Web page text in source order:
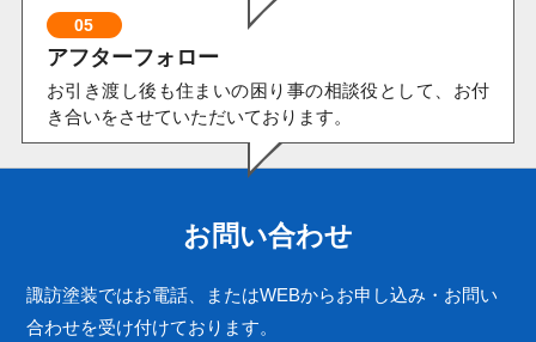
05
アフターフォロー
お引き渡し後も住まいの困り事の相談役として、お付
き合いをさせていただいております。
お問い合わせ
諏訪塗装ではお電話、またはWEBからお申し込み・お問い
合わせを受け付けております。